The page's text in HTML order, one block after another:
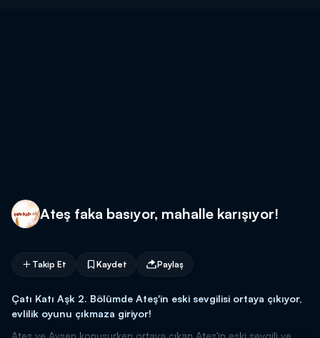
Ateş faka basıyor, mahalle karışıyor!
Takip Et Kaydet Paylaş
Çatı Katı Aşk 2. Bölümde Ateş'in eski sevgilisi ortaya çıkıyor,
evlilik oyunu çıkmaza giriyor!
Ateş ve Ayşen konuşurken ortaya çıkan Ateş'in eski sevgili ve